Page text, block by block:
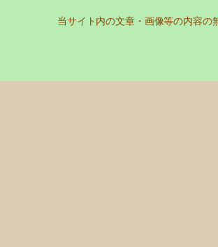
当サイト内の文章・画像等の内容の